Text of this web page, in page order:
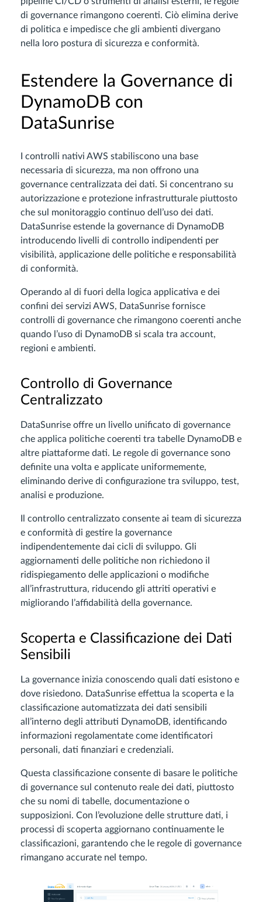
di governance rimangono coerenti. Ciò elimina derive
di politica e impedisce che gli ambienti divergano
nella loro postura di sicurezza e conformità.
Estendere la Governance di
DynamoDB con
DataSunrise
I controlli nativi AWS stabiliscono una base
necessaria di sicurezza, ma non offrono una
governance centralizzata dei dati. Si concentrano su
autorizzazione e protezione infrastrutturale piuttosto
che sul monitoraggio continuo dell’uso dei dati.
DataSunrise estende la governance di DynamoDB
introducendo livelli di controllo indipendenti per
visibilità, applicazione delle politiche e responsabilità
di conformità.
Operando al di fuori della logica applicativa e dei
confini dei servizi AWS, DataSunrise fornisce
controlli di governance che rimangono coerenti anche
quando l’uso di DynamoDB si scala tra account,
regioni e ambienti.
Controllo di Governance
Centralizzato
DataSunrise offre un livello unificato di governance
che applica politiche coerenti tra tabelle DynamoDB e
altre piattaforme dati. Le regole di governance sono
definite una volta e applicate uniformemente,
eliminando derive di configurazione tra sviluppo, test,
analisi e produzione.
Il controllo centralizzato consente ai team di sicurezza
e conformità di gestire la governance
indipendentemente dai cicli di sviluppo. Gli
aggiornamenti delle politiche non richiedono il
ridispiegamento delle applicazioni o modifiche
all’infrastruttura, riducendo gli attriti operativi e
migliorando l’affidabilità della governance.
Scoperta e Classificazione dei Dati
Sensibili
La governance inizia conoscendo quali dati esistono e
dove risiedono. DataSunrise effettua la scoperta e la
classificazione automatizzata dei dati sensibili
all’interno degli attributi DynamoDB, identificando
informazioni regolamentate come identificatori
personali, dati finanziari e credenziali.
Questa classificazione consente di basare le politiche
di governance sul contenuto reale dei dati, piuttosto
che su nomi di tabelle, documentazione o
supposizioni. Con l’evoluzione delle strutture dati, i
processi di scoperta aggiornano continuamente le
classificazioni, garantendo che le regole di governance
rimangano accurate nel tempo.